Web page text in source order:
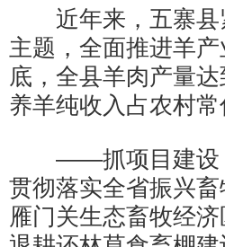
近年来，五寨县
主题，全面推进羊
底，全县羊肉产量
养羊纯收入占农村
——抓项目建设，
贯彻落实全省振兴
雁门关生态畜牧经